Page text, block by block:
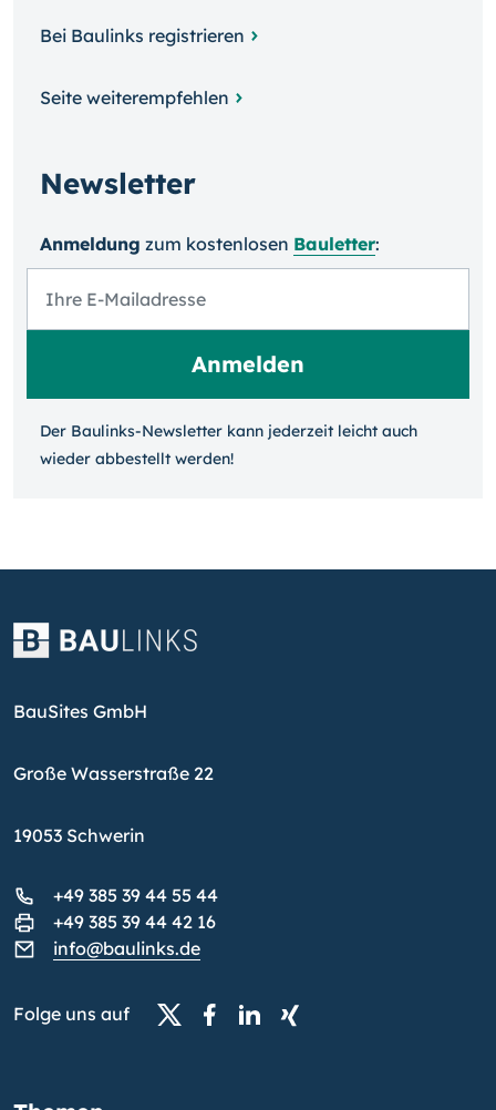
Bei Baulinks registrieren
Seite weiterempfehlen
Newsletter
Anmeldung zum kosten­losen Bauletter:
Der Baulinks-Newsletter kann jeder­zeit leicht auch
wieder ab­bestellt werden!
BauSites GmbH
Große Wasserstraße 22
19053 Schwerin
+49 385 39 44 55 44
+49 385 39 44 42 16
info@baulinks.de
Folge uns auf